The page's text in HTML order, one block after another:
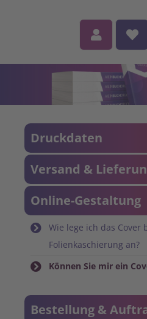
Druckdaten
Versand &
Online-Gestaltung
Wie lege ich das Cover
Folienkaschierung an?
Können Sie mir ein
Bestellung &